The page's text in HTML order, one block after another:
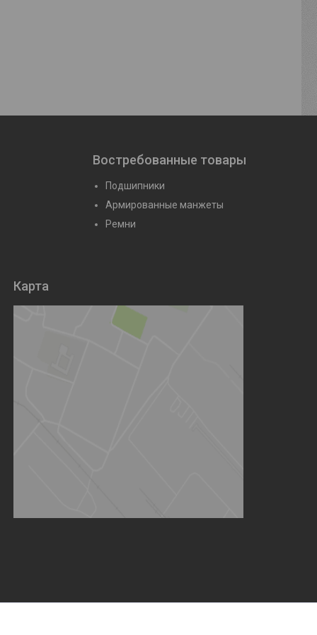
Востребованные товары
Подшипники
Армированные манжеты
Ремни
Карта